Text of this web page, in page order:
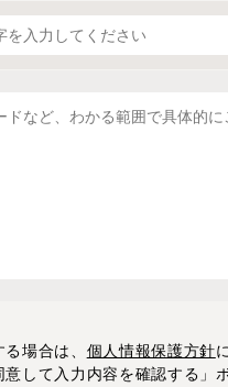
場合は、 個人情報保護方針
して入力内容を確認する」